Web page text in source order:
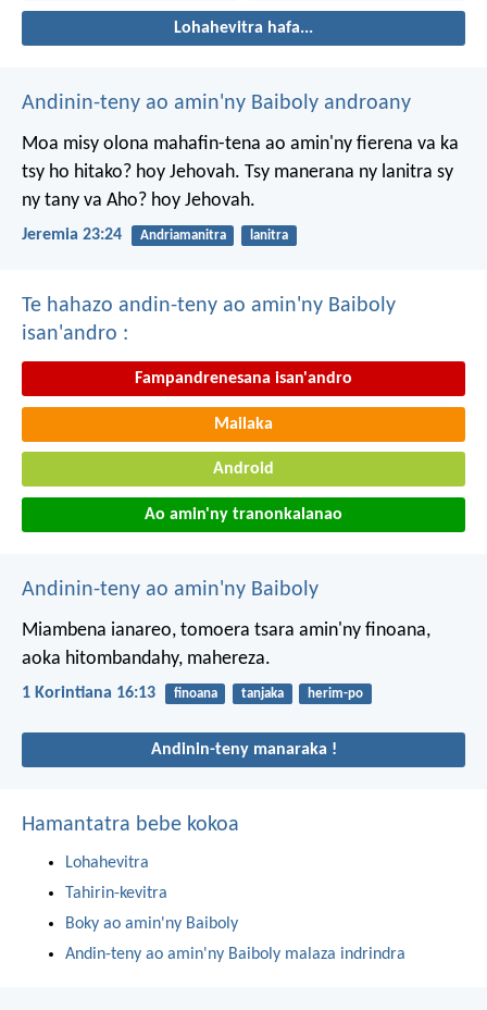
Lohahevitra hafa...
Andinin-teny ao amin'ny Baiboly androany
Moa misy olona mahafin-tena ao amin'ny fierena va ka
tsy ho hitako? hoy Jehovah. Tsy manerana ny lanitra sy
ny tany va Aho? hoy Jehovah.
Jeremia 23:24 Andriamanitra lanitra
Te hahazo andin-teny ao amin'ny Baiboly
isan'andro :
Fampandrenesana isan'andro
Mailaka
Android
Ao amin'ny tranonkalanao
Andinin-teny ao amin'ny Baiboly
Miambena ianareo, tomoera tsara amin'ny finoana,
aoka hitombandahy, mahereza.
1 Korintiana 16:13 finoana tanjaka herim-po
Andinin-teny manaraka !
Hamantatra bebe kokoa
Lohahevitra
Tahirin-kevitra
Boky ao amin'ny Baiboly
Andin-teny ao amin'ny Baiboly malaza indrindra